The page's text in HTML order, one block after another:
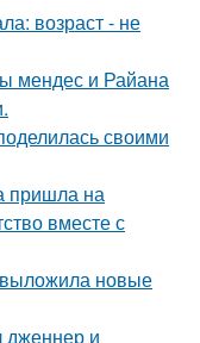
возраст - не
мендес и Райана
своими
пришла на
вместе с
новые
дженнер и